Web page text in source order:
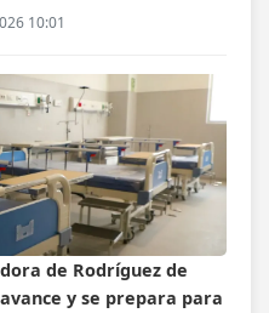
10:01
de Rodríguez de
y se prepara para